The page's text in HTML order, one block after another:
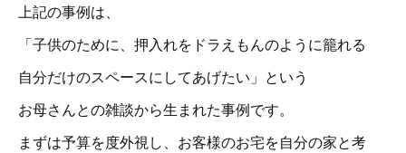
上記の事例は、
「子供のために、押入れをドラえもんのように籠れる
自分だけのスペースにしてあげたい」という
お母さんとの雑談から生まれた事例です。
まずは予算を度外視し、お客様のお宅を自分の家と考